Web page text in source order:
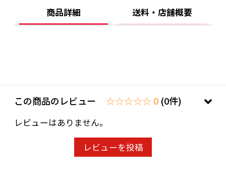
商品詳細 送料・店舗概要
この商品のレビュー ☆☆☆☆☆ 0 (0件)
レビューはありません。
レビューを投稿